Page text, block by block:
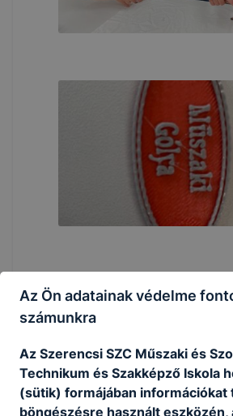
Az Ön adatainak védelme
számunkra
Az Szerencsi SZC Műszaki és
Technikum és Szakképző Iskola
(sütik) formájában információkat
böngészésre használt eszközén,